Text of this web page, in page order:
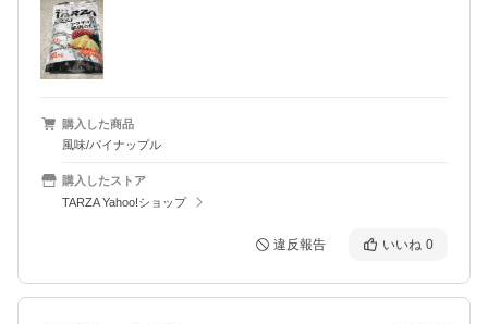
購入した商品
風味/パイナップル
購入したストア
TARZA Yahoo!ショップ
違反報告 いいね 0